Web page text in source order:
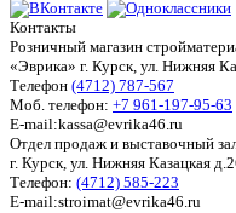
Контакты
Розничный магазин
«Эврика» г. Курск, ул. Нижняя
Телефон (4712) 787-567
Моб. телефон: +7 961-197-95-63
E-mail:kassa@evrika46.ru
Отдел продаж и выставочный
г. Курск, ул. Нижняя Казацкая
Телефон: (4712) 585-223
E-mail:stroimat@evrika46.ru